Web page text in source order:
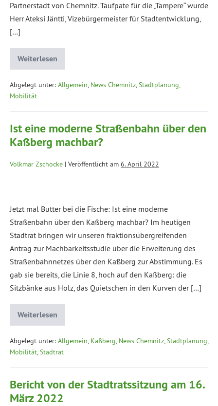
Partnerstadt von Chemnitz. Taufpate für die „Tampere“ wurde
Herr Ateksi Jäntti, Vizebürgermeister für Stadtentwicklung,
[…]
Weiterlesen
Abgelegt unter: Allgemein, News Chemnitz,Stadtplanung,
Mobilität
Ist eine moderne Straßenbahn über den
Kaßberg machbar?
Volkmar Zschocke | Veröffentlicht am 6. April 2022
Jetzt mal Butter bei die Fische: Ist eine moderne
Straßenbahn über den Kaßberg machbar? Im heutigen
Stadtrat bringen wir unseren fraktionsübergreifenden
Antrag zur Machbarkeitsstudie über die Erweiterung des
Straßenbahnnetzes über den Kaßberg zur Abstimmung. Es
gab sie bereits, die Linie 8, hoch auf den Kaßberg: die
Sitzbänke aus Holz, das Quietschen in den Kurven der […]
Weiterlesen
Abgelegt unter: Allgemein, Kaßberg, News Chemnitz,Stadtplanung,
Mobilität,Stadtrat
Bericht von der Stadtratssitzung am 16.
März 2022